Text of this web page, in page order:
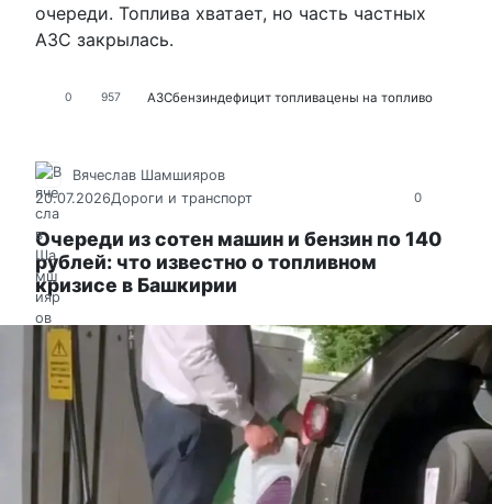
очереди. Топлива хватает, но часть частных
АЗС закрылась.
0 957 АЗСбензиндефицит топливацены на топливо
0
Вячеслав Шамшияров
20.07.2026Дороги и транспорт
Очереди из сотен машин и бензин по 140
рублей: что известно о топливном
кризисе в Башкирии